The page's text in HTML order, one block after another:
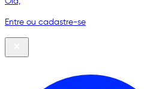
Entre ou cadastre-se